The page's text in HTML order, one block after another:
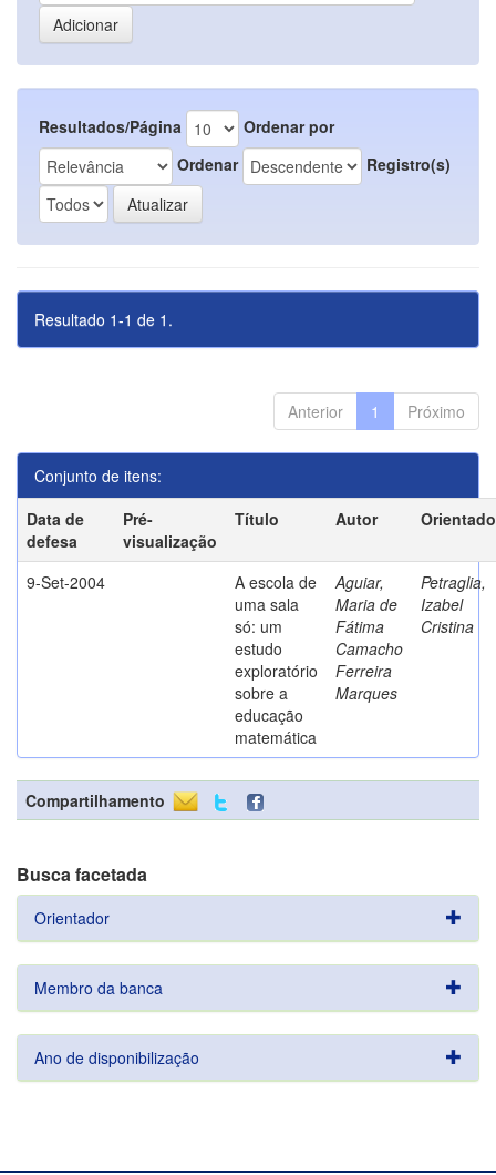
Resultados/Página
Ordenar por
Ordenar
Registro(s)
Resultado 1-1 de 1.
Anterior 1 Próximo
Conjunto de itens:
Data de
defesa
Pré-
visualização
Título Autor
9-Set-2004
A escola de
uma sala
só: um
estudo
exploratório
sobre a
educação
matemática
Aguiar,
Maria de
Fátima
Camacho
Ferreira
Marques
Petraglia,
Izabel
Cristina
Compartilhamento
Busca facetada
Orientador
Membro da banca
Ano de disponibilização